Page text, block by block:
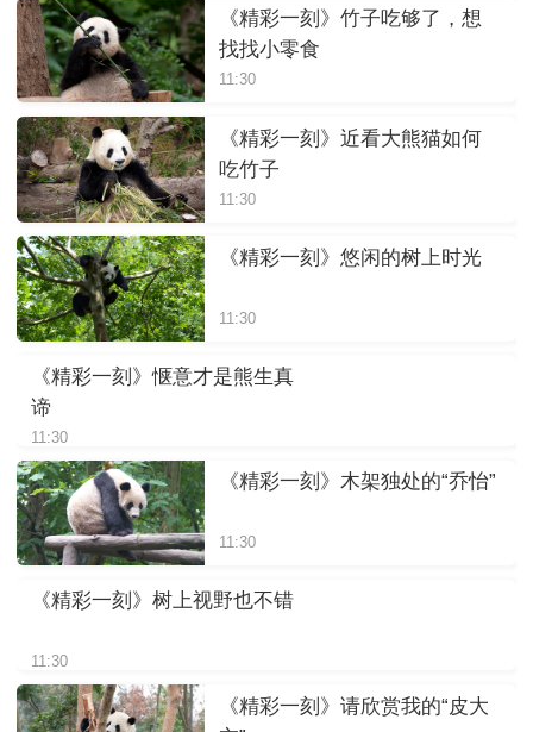
《精彩一刻》竹子吃够了，想
找找小零食
11:30
《精彩一刻》近看大熊猫如何
吃竹子
11:30
《精彩一刻》悠闲的树上时光
11:30
《精彩一刻》惬意才是熊生真
谛
11:30
《精彩一刻》木架独处的“乔怡”
11:30
《精彩一刻》树上视野也不错
11:30
《精彩一刻》请欣赏我的“皮大